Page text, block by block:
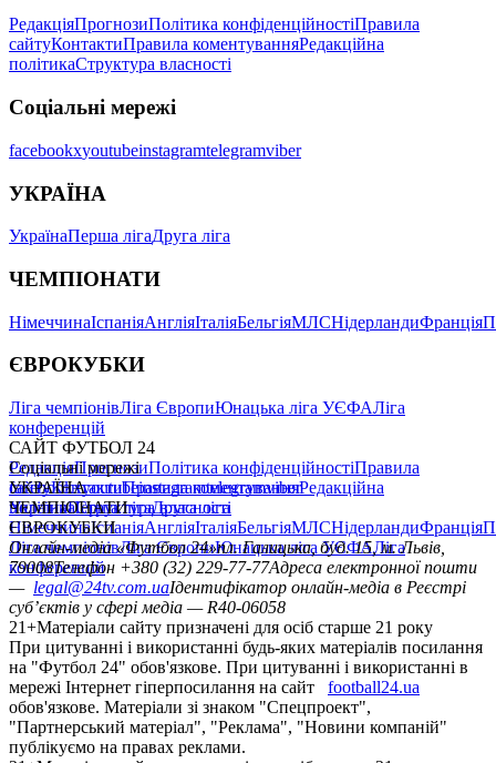
РедакціяПрогнозиПолітика конфіденційностіПравила
сайтуКонтактиПравила коментуванняРедакційна
політикаСтруктура власності
Соціальні мережі
facebookxyoutubeinstagramtelegramviber
УКРАЇНА
УкраїнаПерша лігаДруга ліга
ЧЕМПІОНАТИ
НімеччинаІспаніяАнгліяІталіяБельгіяМЛСНідерландиФранція
ЄВРОКУБКИ
Ліга чемпіонівЛіга ЄвропиЮнацька ліга УЄФАЛіга
конференцій
САЙТ ФУТБОЛ 24
РедакціяПрогнозиПолітика конфіденційностіПравила
сайтуКонтактиПравила коментуванняРедакційна
політикаСтруктура власності
Соціальні мережі
facebookxyoutubeinstagramtelegramviber
УКРАЇНА
УкраїнаПерша лігаДруга ліга
ЧЕМПІОНАТИ
НімеччинаІспаніяАнгліяІталіяБельгіяМЛСНідерландиФранція
ЄВРОКУБКИ
Ліга чемпіонівЛіга ЄвропиЮнацька ліга УЄФАЛіга
конференцій
Онлайн-медіа «Футбол 24»пл. Галицька, буд. 15, м. Львів,
79008Телефон +380 (32) 229-77-77Адреса електронної пошти
— legal@24tv.com.uaІдентифікатор онлайн-медіа в Реєстрі
суб’єктів у сфері медіа — R40-06058
21+Матеріали сайту призначені для осіб старше 21 року
При цитуванні і використанні будь-яких матеріалів посилання
на "Футбол 24" обов'язкове. При цитуванні і використанні в
мережі Інтернет гіперпосилання на сайт
football24.ua
обов'язкове. Матеріали зі знаком "Спецпроект",
"Партнерський матеріал", "Реклама", "Новини компаній"
публікуємо на правах реклами.